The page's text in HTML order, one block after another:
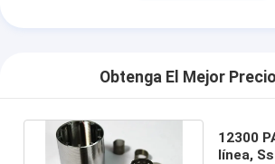
Obtenga El Mejor
12300
línea, Ss304 sinterizó a